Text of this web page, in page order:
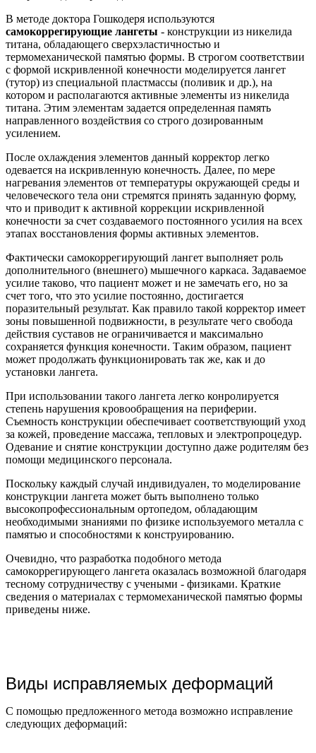
В методе доктора Гошкодеря используются
самокоррегирующие лангеты - конструкции из никелида
титана, обладающего сверхэластичностью и
термомеханической памятью формы. В строгом соответствии
с формой искривленной конечности моделируется лангет
(тутор) из специальной пластмассы (поливик и др.), на
котором и располагаются активные элементы из никелида
титана. Этим элементам задается определенная память
направленного воздействия со строго дозированным
усилением.
После охлаждения элементов данный корректор легко
одевается на искривленную конечность. Далее, по мере
нагревания элементов от температуры окружающей среды и
человеческого тела они стремятся принять заданную форму,
что и приводит к активной коррекции искривленной
конечности за счет создаваемого постоянного усилия на всех
этапах восстановления формы активных элементов.
Фактически самокоррегирующий лангет выполняет роль
дополнительного (внешнего) мышечного каркаса. Задаваемое
усилие таково, что пациент может и не замечать его, но за
счет того, что это усилие постоянно, достигается
поразительный результат. Как правило такой корректор имеет
зоны повышенной подвижности, в результате чего свобода
действия суставов не ограничивается и максимально
сохраняется функция конечности. Таким образом, пациент
может продолжать функционировать так же, как и до
установки лангета.
При использовании такого лангета легко конролируется
степень нарушения кровообращения на периферии.
Съемность конструкции обеспечивает соответствующий уход
за кожей, проведение массажа, тепловых и электропроцедур.
Одевание и снятие конструкции доступно даже родителям без
помощи медицинского персонала.
Поскольку каждый случай индивидуален, то моделирование
конструкции лангета может быть выполнено только
высокопрофессиональным ортопедом, обладающим
необходимыми знаниями по физике используемого металла с
памятью и способностями к конструированию.
Очевидно, что разработка подобного метода
самокоррегирующего лангета оказалась возможной благодаря
тесному сотрудничеству с учеными - физиками. Краткие
сведения о материалах с термомеханической памятью формы
приведены ниже.
Виды исправляемых деформаций
С помощью предложенного метода возможно исправление
следующих деформаций: